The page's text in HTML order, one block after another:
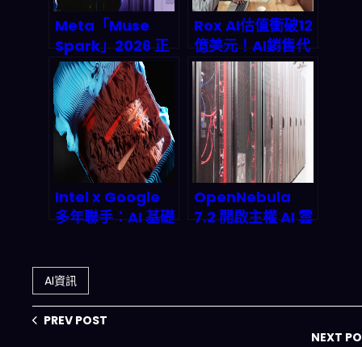
Meta「Muse
Spark」2026 正
面交鋒：低成本
Agentic
Workflow，會怎
麼重排未來 AI 自
動化與投資版圖？
Rox AI估值衝破12
億美元！AI銷售代
理如何在2026年
讓銷售團隊省下
90%時間並重塑兆
美元市場？
Intel x Google
多年聯手：AI 基礎
來、效率拉滿？
OpenNebula
7.2 開啟主權 AI 雲
AI資訊
PREV POST
NEXT